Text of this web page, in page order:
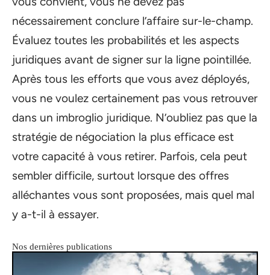
nécessairement conclure l’affaire sur-le-champ.
Évaluez toutes les probabilités et les aspects
juridiques avant de signer sur la ligne pointillée.
Après tous les efforts que vous avez déployés,
vous ne voulez certainement pas vous retrouver
dans un imbroglio juridique. N’oubliez pas que la
stratégie de négociation la plus efficace est
votre capacité à vous retirer. Parfois, cela peut
sembler difficile, surtout lorsque des offres
alléchantes vous sont proposées, mais quel mal
y a-t-il à essayer.
Nos dernières publications